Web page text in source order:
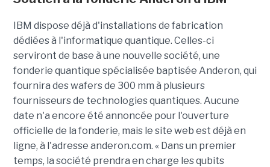
IBM dispose déjà d'installations de fabrication
dédiées à l'informatique quantique. Celles-ci
serviront de base à une nouvelle société, une
fonderie quantique spécialisée baptisée Anderon, qui
fournira des wafers de 300 mm à plusieurs
fournisseurs de technologies quantiques. Aucune
date n'a encore été annoncée pour l'ouverture
officielle de la fonderie, mais le site web est déjà en
ligne, à l'adresse anderon.com. « Dans un premier
temps, la société prendra en charge les qubits